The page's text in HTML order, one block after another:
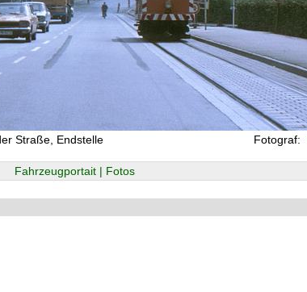
Straße, Endstelle
Fotograf:
Fahrzeugportait | Fotos